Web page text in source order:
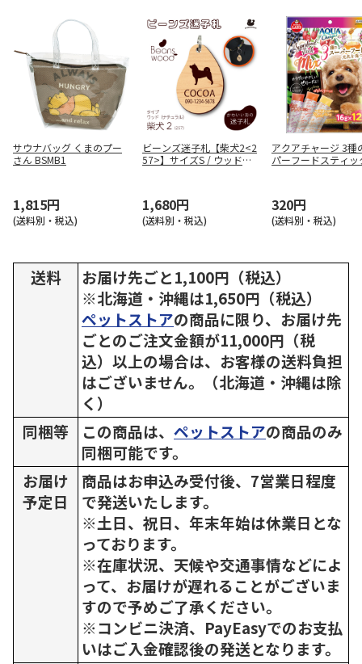
サウナバッグ くまのプー
さん BSMB1
1,815円
(送料別・税込)
ビーンズ迷子札【柴犬2<2
57>】サイズS / ウッド
1,680円
(送料別・税込)
アクアチャージ 3種
パーフードスティッ
320円
(送料別・税込)
送料
お届け先ごと1,100円（税込）
※北海道・沖縄は1,650円（税込）
ペットストアの商品に限り、お届け先
ごとのご注文金額が11,000円（税
込）以上の場合は、お客様の送料負担
はございません。（北海道・沖縄は除
く）
同梱等
この商品は、 ペットストアの商品のみ
同梱可能です。
お届け
予定日
商品はお申込み受付後、7営業日程度
で発送いたします。
※土日、祝日、年末年始は休業日とな
っております。
※在庫状況、天候や交通事情などによ
って、お届けが遅れることがございま
すので予めご了承ください。
※コンビニ決済、PayEasyでのお支払
いはご入金確認後の発送となります。